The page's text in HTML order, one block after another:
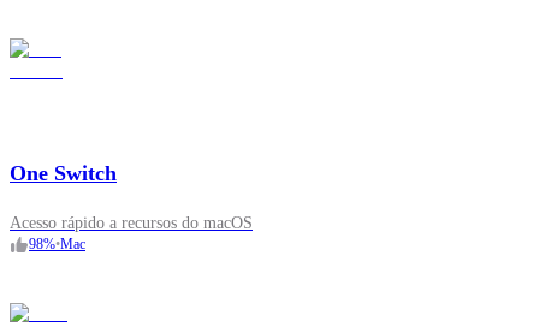
One Switch
Acesso rápido a recursos do macOS
98%•Mac